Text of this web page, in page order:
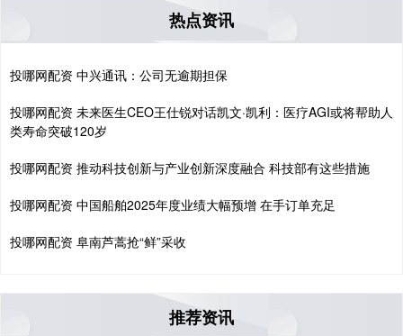
热点资讯
投哪网配资 中兴通讯：公司无逾期担保
投哪网配资 未来医生CEO王仕锐对话凯文·凯利：医疗AGI或将帮助人
类寿命突破120岁
投哪网配资 推动科技创新与产业创新深度融合 科技部有这些措施
投哪网配资 中国船舶2025年度业绩大幅预增 在手订单充足
投哪网配资 阜南芦蒿抢“鲜”采收
推荐资讯